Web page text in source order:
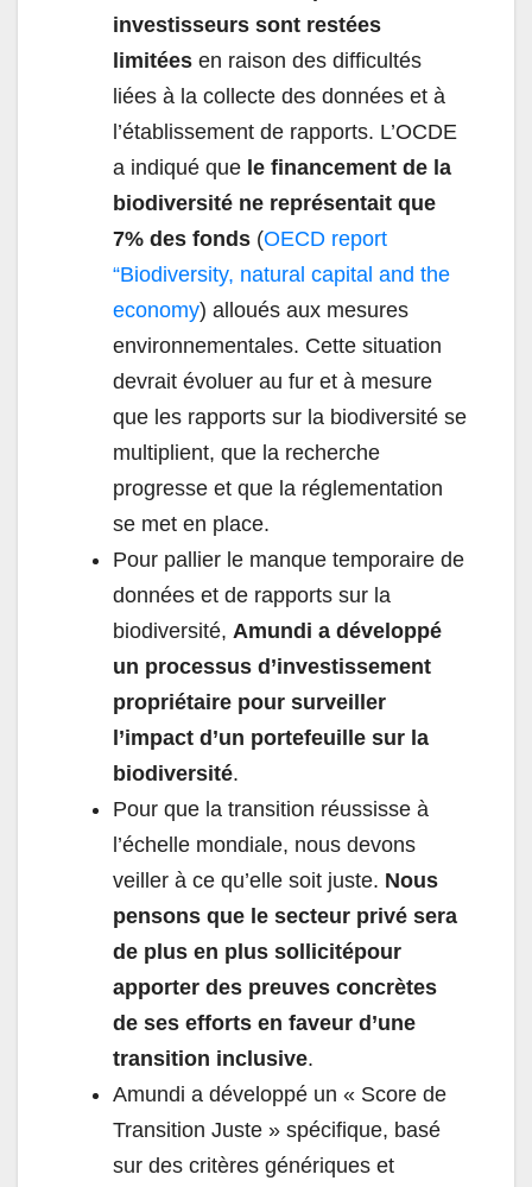
investisseurs sont restées
limitées en raison des difficultés
liées à la collecte des données et à
l’établissement de rapports. L’OCDE
a indiqué que le financement de la
biodiversité ne représentait que
7% des fonds (OECD report
“Biodiversity, natural capital and the
economy) alloués aux mesures
environnementales. Cette situation
devrait évoluer au fur et à mesure
que les rapports sur la biodiversité se
multiplient, que la recherche
progresse et que la réglementation
se met en place.
Pour pallier le manque temporaire de
données et de rapports sur la
biodiversité, Amundi a développé
un processus d’investissement
propriétaire pour surveiller
l’impact d’un portefeuille sur la
biodiversité.
Pour que la transition réussisse à
l’échelle mondiale, nous devons
veiller à ce qu’elle soit juste. Nous
pensons que le secteur privé sera
de plus en plus sollicitépour
apporter des preuves concrètes
de ses efforts en faveur d’une
transition inclusive.
Amundi a développé un « Score de
Transition Juste » spécifique, basé
sur des critères génériques et